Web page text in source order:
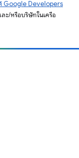
Google Developers
ะ/หรือบริษัทในเครือ